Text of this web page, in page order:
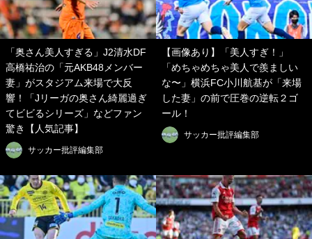
「奥さん美人すぎる」J2清水DF
高橋祐治の「元AKB48メンバー
妻」がスタジアム来場で大反
響！「Jリーガの奥さん綺麗過ぎ
てビビるシリーズ」などファン
驚き【人気記事】
サッカー批評編集部
【画像あり】「美人すぎ！」
「めちゃめちゃ美人で羨ましい
な〜」横浜FC小川航基が「来場
した妻」の前で圧巻の逆転２ゴ
ール！
サッカー批評編集部